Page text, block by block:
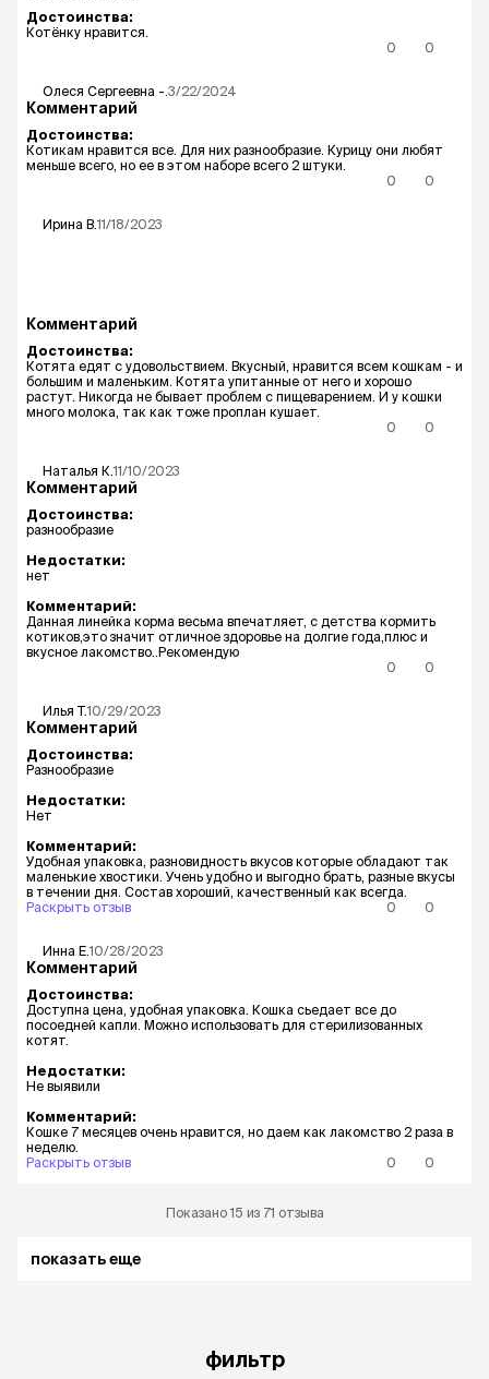
Достоинства:
Котёнку нравится.
0
0
Олеся Сергеевна -. 3/22/2024
Комментарий
Достоинства:
Котикам нравится все. Для них разнообразие. Курицу они любят
меньше всего, но ее в этом наборе всего 2 штуки.
0
0
Ирина В.11/18/2023
Комментарий
Достоинства:
Котята едят с удовольствием. Вкусный, нравится всем кошкам - и
большим и маленьким. Котята упитанные от него и хорошо
растут. Никогда не бывает проблем с пищеварением. И у кошки
много молока, так как тоже проплан кушает.
0
0
Наталья К.11/10/2023
Комментарий
Достоинства:
разнообразие
Недостатки:
нет
Комментарий:
Данная линейка корма весьма впечатляет, с детства кормить
котиков,это значит отличное здоровье на долгие года,плюс и
вкусное лакомство..Рекомендую
0
0
Илья Т.10/29/2023
Комментарий
Достоинства:
Разнообразие
Недостатки:
Нет
Комментарий:
Удобная упаковка, разновидность вкусов которые обладают так
маленькие хвостики. Учень удобно и выгодно брать, разные вкусы
в течении дня. Состав хороший, качественный как всегда.
Раскрыть отзыв
0 0
Инна Е.10/28/2023
Комментарий
Достоинства:
Доступна цена, удобная упаковка. Кошка сьедает все до
посоедней капли. Можно использовать для стерилизованных
котят.
Недостатки:
Не выявили
Комментарий:
Кошке 7 месяцев очень нравится, но даем как лакомство 2 раза в
неделю.
Раскрыть отзыв
0 0
Показано 15 из 71 отзыва
показать еще
фильтр